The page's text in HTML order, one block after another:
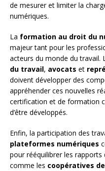
de mesurer et limiter la
numériques.
La formation au droit du
majeur tant pour les
acteurs du monde du travail.
du travail, avocats et
doivent développer des
appréhender ces nouvelles
certification et de formation
d’être développés.
Enfin, la participation des
plateformes numériques
pour rééquilibrer les
comme les coopératives